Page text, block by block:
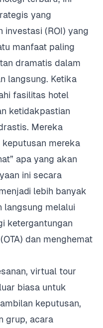
yang
investasi (ROI) yang
manfaat paling
dramatis dalam
langsung. Ketika
fasilitas hotel
ketidakpastian
Mereka
mereka
apa yang akan
ini secara
lebih banyak
langsung melalui
ketergantungan
dan menghemat
virtual tour
biasa untuk
keputusan,
grup, acara